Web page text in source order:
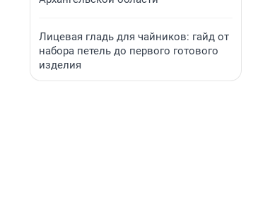
Лицевая гладь для чайников: гайд от
набора петель до первого готового
изделия